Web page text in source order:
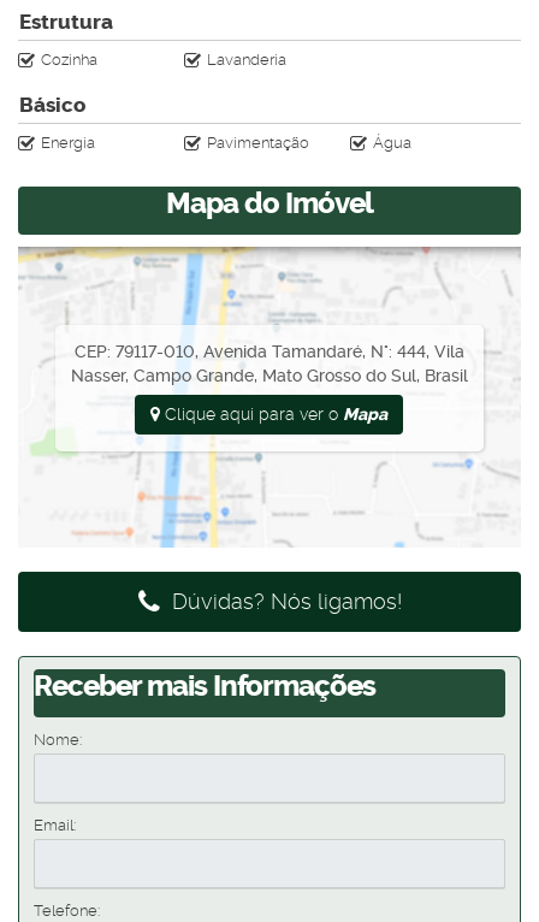
▪️Piscina com led e Deck de madeira champanhe;
▪️ Paisagismo frente e fundo;
Agende sua visita hoje mesmo!
Estrutura
Cozinha Lavanderia
Básico
Energia Pavimentação Água
Mapa do Imóvel
CEP: 79117-010, Avenida Tamandaré, N°: 444, Vila
Nasser, Campo Grande, Mato Grosso do Sul, Brasil
Clique aqui para ver o Mapa
Dúvidas? Nós ligamos!
Receber mais Informações
Nome:
Email:
Telefone: